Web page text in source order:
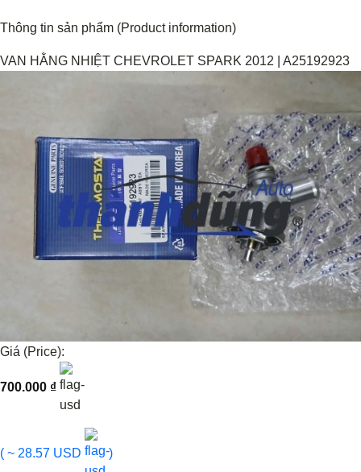
Thông tin sản phẩm (Product information)
VAN HẰNG NHIỆT CHEVROLET SPARK 2012 | A25192923
Giá (Price):
700.000 ₫
( ~ 28.57 USD )